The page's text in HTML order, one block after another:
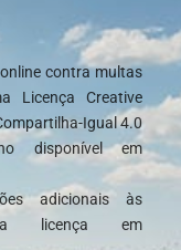
contra multas
Licença Creative
Igual 4.0
disponível em
adicionais às
licença em